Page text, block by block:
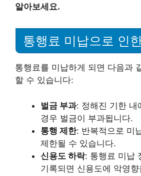
알아보세요.
통행료 미납으로 인
통행료를 미납하게 되면 다음과
할 수 있습니다:
벌금 부과: 정해진 기한 내
경우 벌금이 부과됩니다.
통행 제한: 반복적으로 미
제한될 수 있습니다.
신용도 하락: 통행료 미납
기록되면 신용도에 악영